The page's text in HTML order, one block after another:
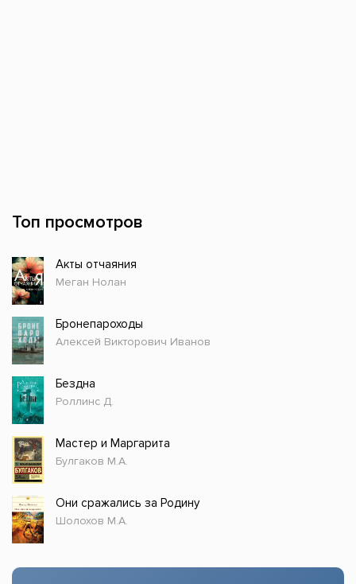
Топ просмотров
Акты отчаяния
Меган Нолан
Бронепароходы
Алексей Викторович Иванов
Бездна
Роллинс Д.
Мастер и Маргарита
Булгаков М.А.
Они сражались за Родину
Шолохов М.А.